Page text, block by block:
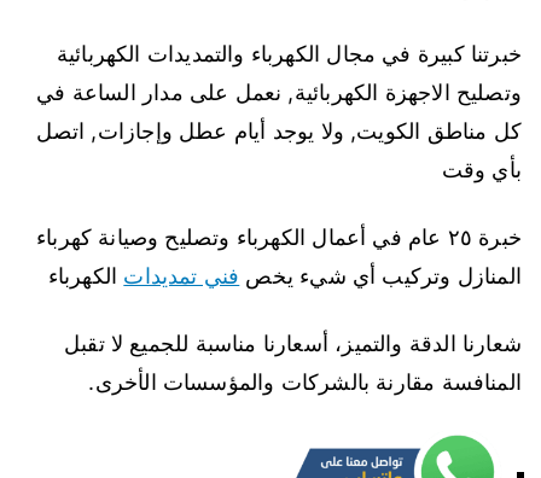
خبرتنا كبيرة في مجال الكهرباء والتمديدات الكهربائية
وتصليح الاجهزة الكهربائية, نعمل على مدار الساعة في
كل مناطق الكويت, ولا يوجد أيام عطل وإجازات, اتصل
بأي وقت
خبرة ٢٥ عام في أعمال الكهرباء وتصليح وصيانة كهرباء
المنازل وتركيب أي شيء يخص فني تمديدات الكهرباء
شعارنا الدقة والتميز، أسعارنا مناسبة للجميع لا تقبل
المنافسة مقارنة بالشركات والمؤسسات الأخرى.